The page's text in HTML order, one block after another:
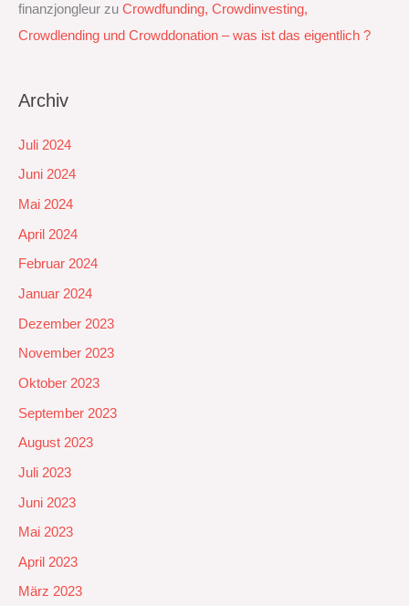
finanzjongleur zu Crowdfunding, Crowdinvesting,
Crowdlending und Crowddonation – was ist das eigentlich ?
Archiv
Juli 2024
Juni 2024
Mai 2024
April 2024
Februar 2024
Januar 2024
Dezember 2023
November 2023
Oktober 2023
September 2023
August 2023
Juli 2023
Juni 2023
Mai 2023
April 2023
März 2023